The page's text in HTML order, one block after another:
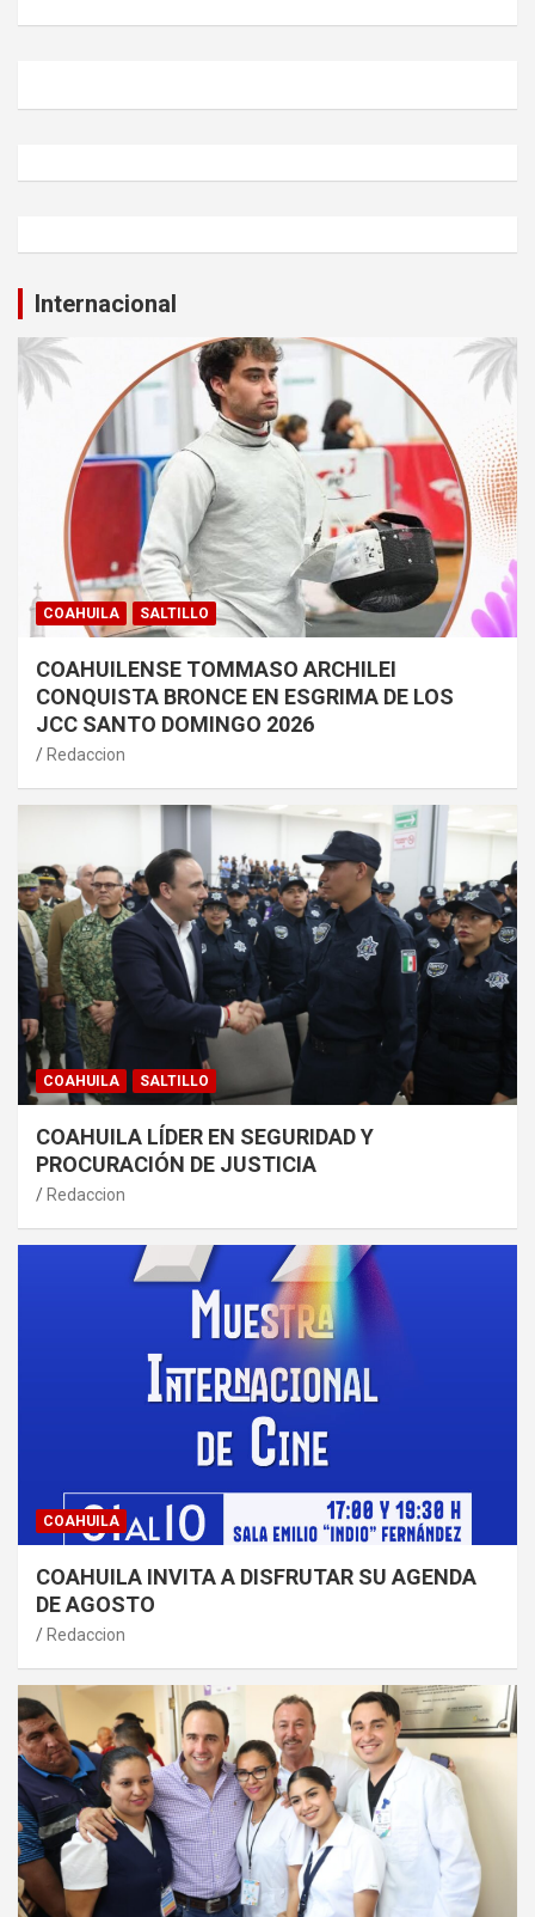
Internacional
COAHUILA SALTILLO
COAHUILENSE TOMMASO ARCHILEI
CONQUISTA BRONCE EN ESGRIMA DE LOS
JCC SANTO DOMINGO 2026
Redaccion
COAHUILA SALTILLO
COAHUILA LÍDER EN SEGURIDAD Y
PROCURACIÓN DE JUSTICIA
Redaccion
COAHUILA
COAHUILA INVITA A DISFRUTAR SU AGENDA
DE AGOSTO
Redaccion